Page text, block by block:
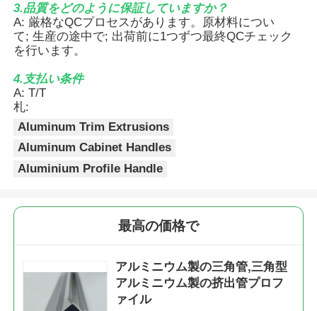
開き窓のプロファイル
磨いたアルミニウムプロファイル
木製の終わりのアルミニウム プロフィール
3.品質をどのように保証していますか？
A: 厳格なQCプロセスがあります。原材料につい
て; 生産の途中で; 出荷前に1つずつ最終QCチェック
を行います。
4.支払い条件
A: T/T
札:
Aluminum Trim Extrusions
Aluminum Cabinet Handles
Aluminium Profile Handle
最高の価格で
アルミニウム製の三角管,三角型
アルミニウム製の挤出管プロフ
ァイル